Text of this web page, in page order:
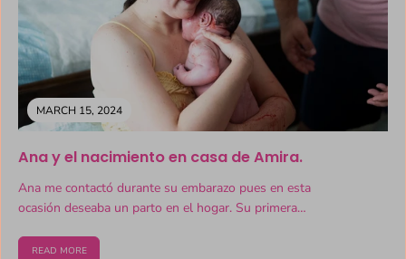
MARCH 15, 2024
Ana y el nacimiento en casa de Amira.
Ana me contactó durante su embarazo pues en esta
ocasión deseaba un parto en el hogar. Su primera
READ MORE